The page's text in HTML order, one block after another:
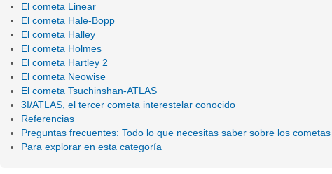
El cometa Linear
El cometa Hale-Bopp
El cometa Halley
El cometa Holmes
El cometa Hartley 2
El cometa Neowise
El cometa Tsuchinshan-ATLAS
3I/ATLAS, el tercer cometa interestelar conocido
Referencias
Preguntas frecuentes: Todo lo que necesitas saber sobre los cometas
Para explorar en esta categoría